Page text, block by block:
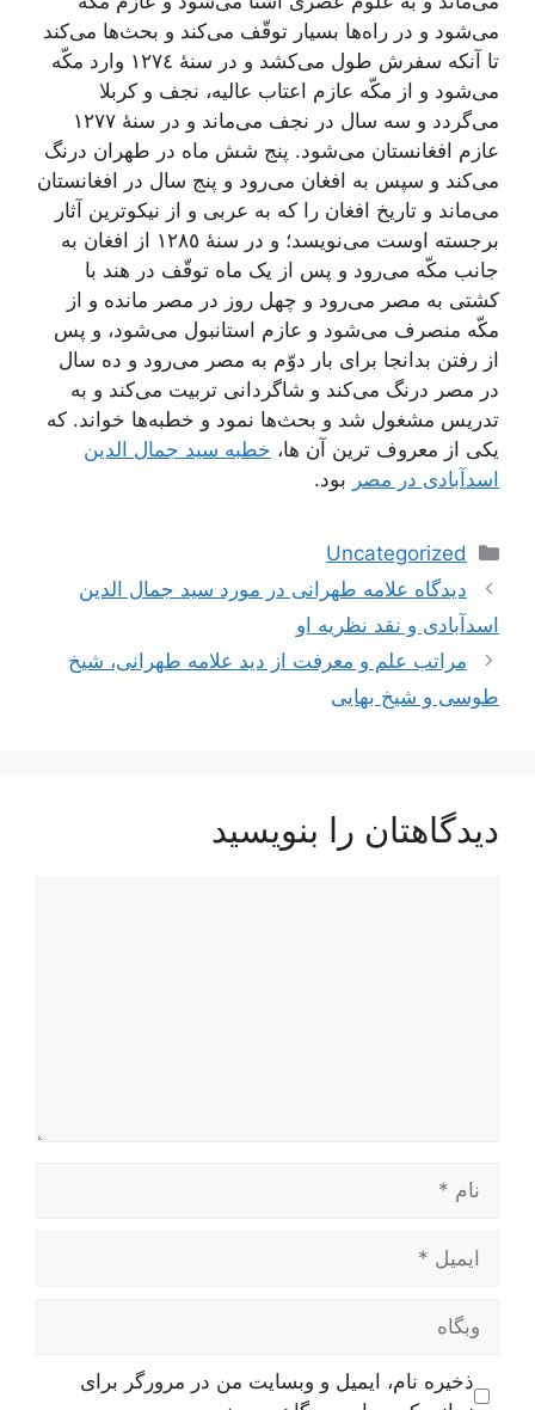
می‌شود و در راه‌ها بسیار توقّف می‌کند و بحث‌ها می‌کند
تا آنکه سفرش طول می‌کشد و در سنۀ ١٢٧٤ وارد مکّه
می‌شود و از مکّه عازم اعتاب عالیه، نجف و کربلا
می‌گردد و سه سال در نجف می‌ماند و در سنۀ ١٢٧٧
عازم افغانستان می‌شود. پنج شش ماه در طهران درنگ
می‌کند و سپس به افغان می‌رود و پنج سال در افغانستان
می‌ماند و تاریخ افغان را که به عربی و از نیکوترین آثار
برجسته اوست می‌نویسد؛ و در سنۀ ١٢٨٥ از افغان به
جانب مکّه می‌رود و پس از یک ماه توقّف در هند با
کشتی به مصر می‌رود و چهل روز در مصر مانده و از
مکّه منصرف می‌شود و عازم استانبول می‌شود، و پس
از رفتن بدانجا برای بار دوّم به مصر می‌رود و ده سال
در مصر درنگ می‌کند و شاگردانی تربیت می‌کند و به
تدریس مشغول شد و بحث‌ها نمود و خطبه‌ها خواند. که
یکی از معروف ترین آن ها، خطبه سید جمال الدین
اسدآبادی در مصر بود.
دسته‌ها
Uncategorized
ناوبری
نوشته‌ها
دیدگاه علامه طهرانی در مورد سید جمال الدین
اسدآبادی و نقد نظریه او
مراتب علم و معرفت از دید علامه طهرانی، شیخ
طوسی و شیخ بهایی
دیدگاهتان را بنویسید
وبگاه
ذخیره نام، ایمیل و وبسایت من در مرورگر برای